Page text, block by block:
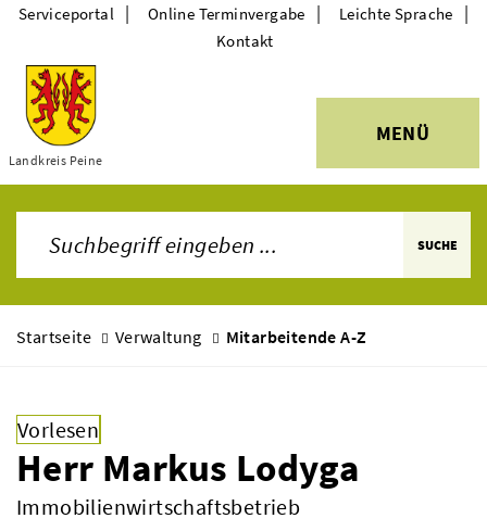
Themen
Landkreis Peine
MENÜ
Serviceportal | Online Terminvergabe | Leichte Sprache |
Kontakt
SUCHE
Startseite Verwaltung Mitarbeitende A-Z
Vorlesen
Herr Markus Lodyga
Immobilienwirtschaftsbetrieb